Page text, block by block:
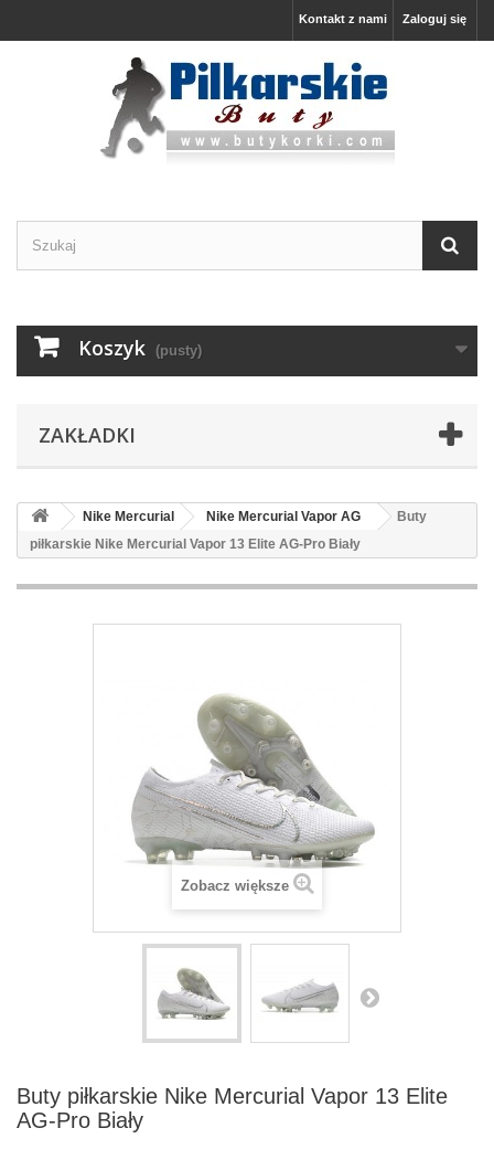
Zaloguj się
Kontakt z nami
Koszyk (pusty)
ZAKŁADKI
Nike Mercurial Nike Mercurial Vapor AG
Buty
piłkarskie Nike Mercurial Vapor 13 Elite AG-Pro Biały
Zobacz większe
Buty piłkarskie Nike Mercurial Vapor 13 Elite
AG-Pro Biały